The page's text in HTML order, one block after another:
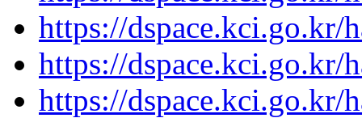
https://dspace.kci.go.kr/
https://dspace.kci.go.kr/
https://dspace.kci.go.kr/